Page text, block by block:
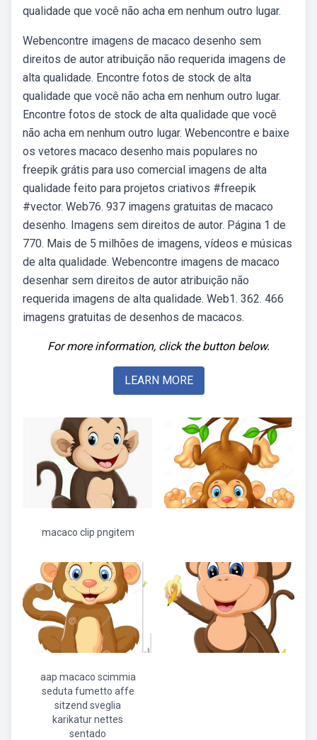
qualidade que você não acha em nenhum outro lugar.
Webencontre imagens de macaco desenho sem
direitos de autor atribuição não requerida imagens de
alta qualidade. Encontre fotos de stock de alta
qualidade que você não acha em nenhum outro lugar.
Encontre fotos de stock de alta qualidade que você
não acha em nenhum outro lugar. Webencontre e baixe
os vetores macaco desenho mais populares no
freepik grátis para uso comercial imagens de alta
qualidade feito para projetos criativos #freepik
#vector. Web76. 937 imagens gratuitas de macaco
desenho. Imagens sem direitos de autor. Página 1 de
770. Mais de 5 milhões de imagens, vídeos e músicas
de alta qualidade. Webencontre imagens de macaco
desenhar sem direitos de autor atribuição não
requerida imagens de alta qualidade. Web1. 362. 466
imagens gratuitas de desenhos de macacos.
For more information, click the button below.
LEARN MORE
macaco clip pngitem
aap macaco scimmia
seduta fumetto affe
sitzend sveglia
karikatur nettes
sentado